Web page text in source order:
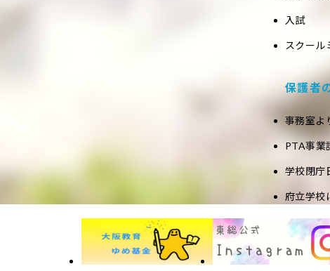
入試
スクール
保護者
事務室よ
PTA事業
学校閉庁
府立学校